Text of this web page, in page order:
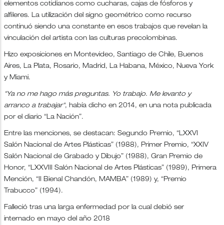
elementos cotidianos como cucharas, cajas de fósforos y
alfileres. La utilización del signo geométrico como recurso
continuó siendo una constante en esos trabajos que revelan la
vinculación del artista con las culturas precolombinas.
Hizo exposiciones en Montevideo, Santiago de Chile, Buenos
Aires, La Plata, Rosario, Madrid, La Habana, México, Nueva York
y Miami.
"Ya no me hago más preguntas. Yo trabajo. Me levanto y
arranco a trabajar", había dicho en 2014, en una nota publicada
por el diario “La Nación”.
Entre las menciones, se destacan: Segundo Premio, “LXXVI
Salón Nacional de Artes Plásticas” (1988), Primer Premio, “XXIV
Salón Nacional de Grabado y Dibujo” (1988), Gran Premio de
Honor, “LXXVIII Salón Nacional de Artes Plásticas” (1989), Primera
Mención, “II Bienal Chandón, MAMBA” (1989) y, “Premio
Trabucco” (1994).
Falleció tras una larga enfermedad por la cual debió ser
internado en mayo del año 2018